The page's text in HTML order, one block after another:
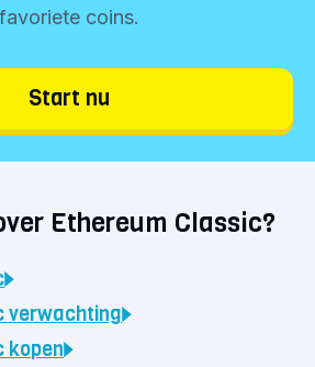
favoriete coins.
Start nu
Ethereum Classic?
verwachting
kopen